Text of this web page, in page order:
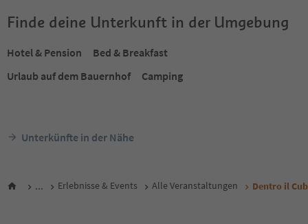
Finde deine Unterkunft in der Umgebung
Hotel & Pension
Bed & Breakfast
Urlaub auf dem Bauernhof
Camping
Unterkünfte in der Nähe
... Erlebnisse & Events Alle Veranstaltungen Dentro il